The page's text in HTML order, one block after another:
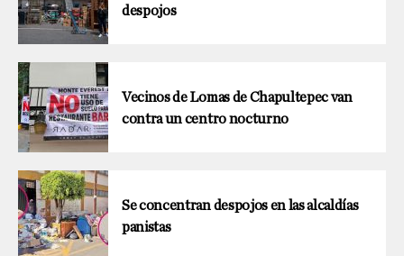
despojos
Vecinos de Lomas de Chapultepec van
contra un centro nocturno
Se concentran despojos en las alcaldías
panistas